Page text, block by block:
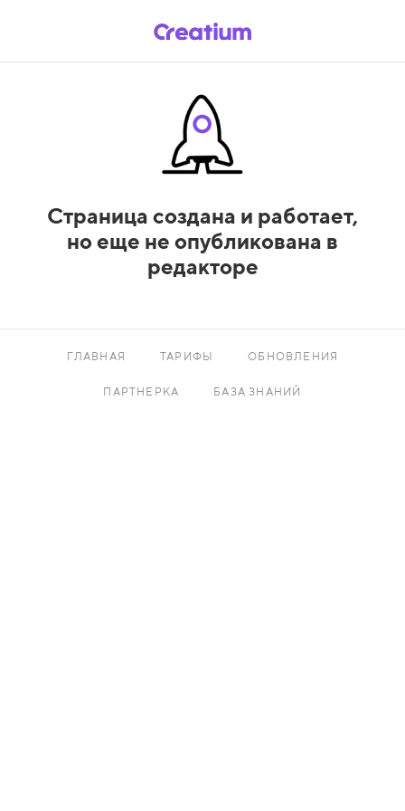
Страница создана и работает,
но еще не опубликована в
редакторе
ГЛАВНАЯ ТАРИФЫ ОБНОВЛЕНИЯ
ПАРТНЕРКА БАЗА ЗНАНИЙ